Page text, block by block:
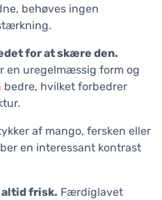
behøves ingen
for at skære den.
en uregelmæssig form og
bedre, hvilket forbedrer
af mango, fersken eller
en interessant kontrast
altid frisk. Færdiglavet